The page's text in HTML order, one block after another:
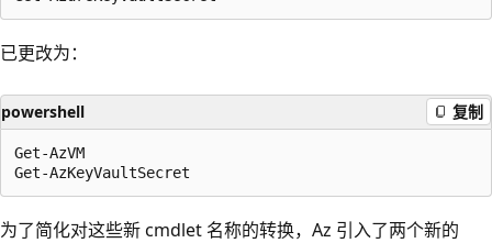
已更改为：
powershell 复制
Get-AzVM
为了简化对这些新 cmdlet 名称的转换，Az 引入了两个新的